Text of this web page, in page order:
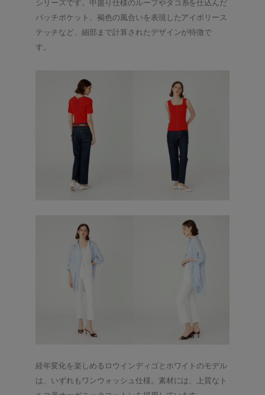
シリーズです。 中盛り仕様のループやタコ糸を仕込んだ
パッチポケット、褐色の風合いを表現したアイボリース
テッチなど、細部まで計算されたデザインが特徴で
す 。
経年変化を楽しめるロウインディゴとホワイトのモデル
は、いずれもワンウォッシュ仕様。素材には、上質なト